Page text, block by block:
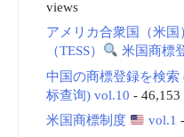
views
アメリカ合衆国（米
（TESS）
米国商標
中国の商標登録を検索
标查询) vol.10 - 46,153
米国商標制度
vol.1